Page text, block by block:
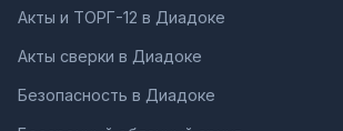
Акты и ТОРГ-12 в Диадоке
Акты сверки в Диадоке
Безопасность в Диадоке